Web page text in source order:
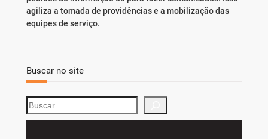
agiliza a tomada de providências e a mobilização das
equipes de serviço.
Buscar no site
S
e